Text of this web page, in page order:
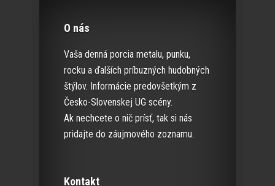
O nás
Vaša denná porcia metalu, punku,
rocku a ďalších príbuzných hudobných
štýlov. Informácie predovšetkým z
Česko-Slovenskej UG scény.
Ak nechcete o nič prísť, tak si nás
pridajte do záujmového zoznamu.
Kontakt